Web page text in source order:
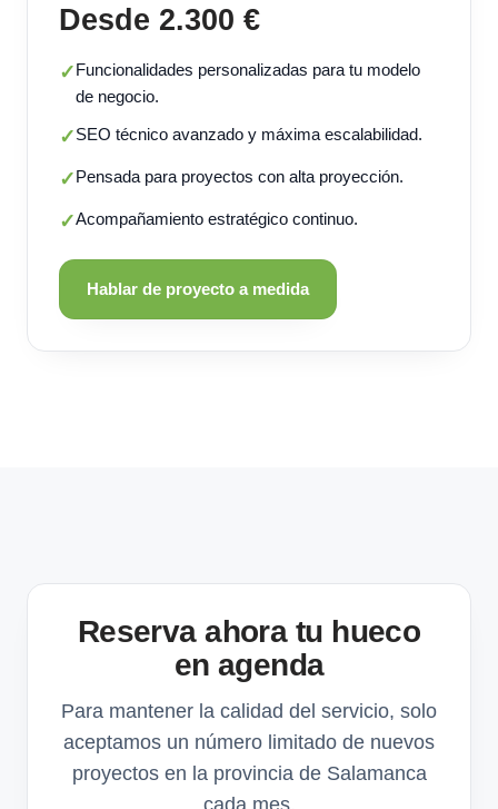
Desde 2.300 €
✓Funcionalidades personalizadas para tu modelo
de negocio.
✓SEO técnico avanzado y máxima escalabilidad.
✓Pensada para proyectos con alta proyección.
✓Acompañamiento estratégico continuo.
Hablar de proyecto a medida
Reserva ahora tu hueco
en agenda
Para mantener la calidad del servicio, solo
aceptamos un número limitado de nuevos
proyectos en la provincia de Salamanca
cada mes.